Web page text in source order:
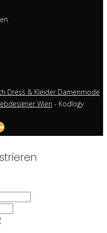
Dress & Kleider Damenmode
Wien - Kodlogy